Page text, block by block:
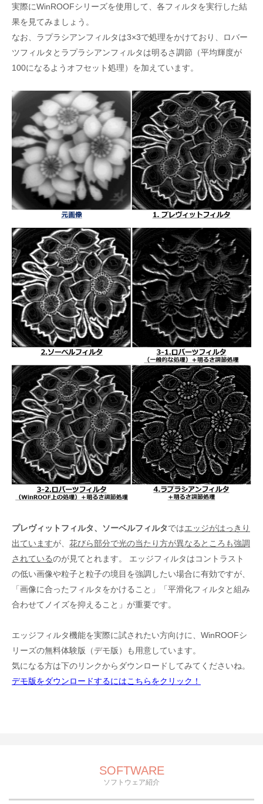
実際にWinROOFシリーズを使用して、各フィルタを実行した結
果を見てみましょう。
なお、ラプラシアンフィルタは3×3で処理をかけており、ロバー
ツフィルタとラプラシアンフィルタは明るさ調節（平均輝度が
100になるようオフセット処理）を加えています。
プレヴィットフィルタ、ソーベルフィルタではエッジがはっきり
出ていますが、 花びら部分で光の当たり方が異なるところも強調
されているのが見てとれます。 エッジフィルタはコントラスト
の低い画像や粒子と粒子の境目を強調したい場合に有効ですが、
「画像に合ったフィルタをかけること」「平滑化フィルタと組み
合わせてノイズを抑えること」が重要です。
エッジフィルタ機能を実際に試されたい方向けに、WinROOFシ
リーズの無料体験版（デモ版）も用意しています。
気になる方は下のリンクからダウンロードしてみてくださいね。
デモ版をダウンロードするにはこちらをクリック！
SOFTWARE
ソフトウェア紹介